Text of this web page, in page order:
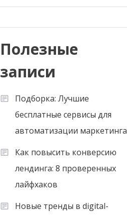
Полезные
записи
Подборка: Лучшие
бесплатные сервисы для
автоматизации маркетинга
Как повысить конверсию
лендинга: 8 проверенных
лайфхаков
Новые тренды в digital-